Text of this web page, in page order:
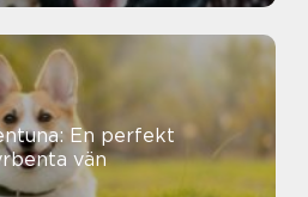
En perfekt
vän